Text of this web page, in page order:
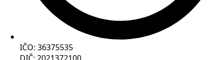
IČO: 36375535